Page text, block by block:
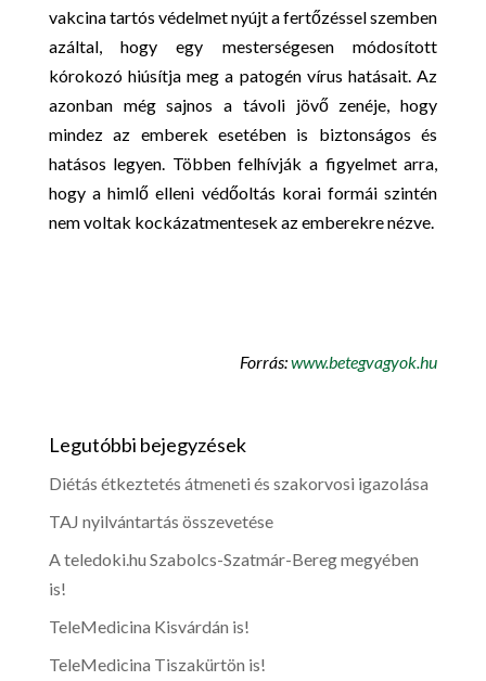
vakcina tartós védelmet nyújt a fertőzéssel szemben
azáltal, hogy egy mesterségesen módosított
kórokozó hiúsítja meg a patogén vírus hatásait. Az
azonban még sajnos a távoli jövő zenéje, hogy
mindez az emberek esetében is biztonságos és
hatásos legyen. Többen felhívják a figyelmet arra,
hogy a himlő elleni védőoltás korai formái szintén
nem voltak kockázatmentesek az emberekre nézve.
Forrás:www.betegvagyok.hu
Legutóbbi bejegyzések
Diétás étkeztetés átmeneti és szakorvosi igazolása
TAJ nyilvántartás összevetése
A teledoki.hu Szabolcs-Szatmár-Bereg megyében
is!
TeleMedicina Kisvárdán is!
TeleMedicina Tiszakürtön is!